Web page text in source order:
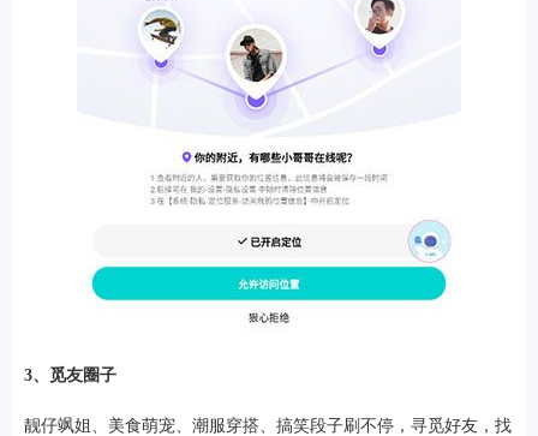
沙盒模组up主自制
模拟经营
游戏辅助摄影美颜办公商务
考试学习AI软件健康运动生活购物地图导航
3、觅友圈子
靓仔飒姐、美食萌宠、潮服穿搭、搞笑段子刷不停，寻觅好友，找